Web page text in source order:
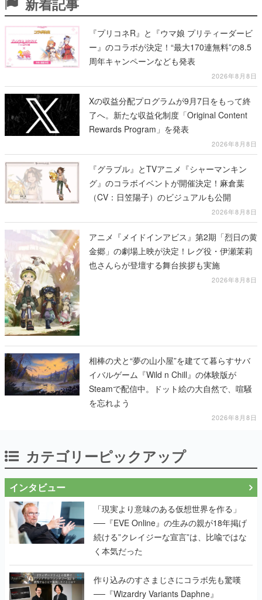
新着記事
『プリコネR』と『ウマ娘 プリティーダービ
ー』のコラボが決定！“最大170連無料”の8.5
周年キャンペーンなども発表
2026年8月8日
Xの収益分配プログラムが9月7日をもって終
了へ。新たな収益化制度「Original Content
Rewards Program」を発表
2026年8月8日
『グラブル』とTVアニメ『シャーマンキン
グ』のコラボイベントが開催決定！麻倉葉
（CV：日笠陽子）のビジュアルも公開
2026年8月8日
アニメ『メイドインアビス』第2期「烈日の黄
金郷」の劇場上映が決定！レグ役・伊瀬茉莉
也さんらが登壇する舞台挨拶も実施
2026年8月8日
相棒の犬と“夢の山小屋”を建てて暮らすサバ
イバルゲーム『Wild n Chill』の体験版が
Steamで配信中。ドット絵の大自然で、喧騒
を忘れよう
2026年8月8日
カテゴリーピックアップ
インタビュー
「現実より意味のある仮想世界を作る」
──『EVE Online』の生みの親が18年掲げ
続ける”クレイジーな宣言”は、比喩ではな
く本気だった
作り込みのすさまじさにコラボ先も驚嘆
──『Wizardry Variants Daphne』